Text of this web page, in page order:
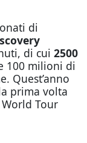
di
di cui 2500
100 milioni di
Quest’anno
prima volta
Tour